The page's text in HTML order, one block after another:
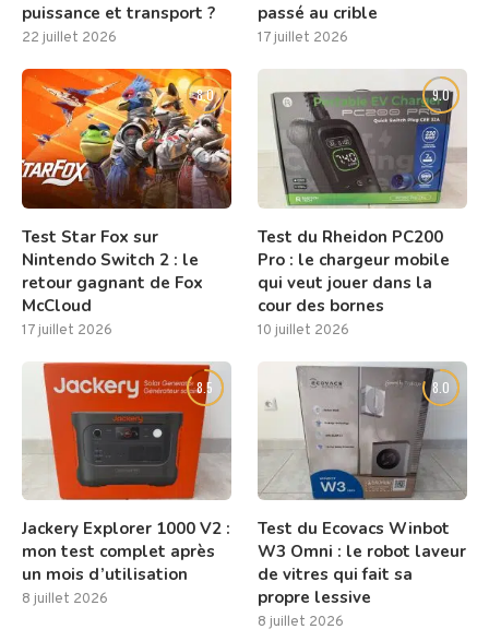
puissance et transport ?
22 juillet 2026
passé au crible
17 juillet 2026
8.0
Test Star Fox sur
Nintendo Switch 2 : le
retour gagnant de Fox
McCloud
17 juillet 2026
9.0
Test du Rheidon PC200
Pro : le chargeur mobile
qui veut jouer dans la
cour des bornes
10 juillet 2026
8.5
Jackery Explorer 1000 V2 :
mon test complet après
un mois d’utilisation
8 juillet 2026
8.0
Test du Ecovacs Winbot
W3 Omni : le robot laveur
de vitres qui fait sa
propre lessive
8 juillet 2026